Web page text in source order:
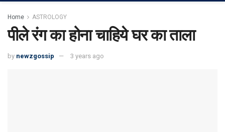
Home ASTROLOGY
पीले रंग का होना चाहिये घर का ताला
by newzgossip 3 years ago